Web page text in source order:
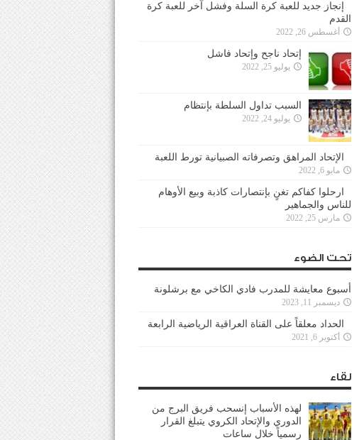
إنجاز جديد للعبة كرة السلة وفشل آخر للعبة كرة
القدم
أغسطس 26, 2022
إتحاد ناجح وإتحاد فاشل
يوليو 25, 2022
السبب تداول السلطة بإنتظام
يوليو 24, 2022
الإتحاد المراهق وتصرفاته الصبيانية تورط اللعبة
مايو 6, 2022
ارحلوا كفاكم تغنٍ بإنتصارات كاذبة وبيع الأوهام
للناس والجماهير
مارس 25, 2022
تحت الضوء
أسبوع معايشة للمدرب فادي الكاخي مع برشلونة
ديسمبر 11, 2023
الحداد معلقاً على القناة العراقية الرياضية الرابعة
أكتوبر 6, 2021
لقاء
لهذه الأسباب إنسحب فريق البرج من
الدوري والإتحاد الكروي يتبلغ القرار
رسمياً خلال ساعات